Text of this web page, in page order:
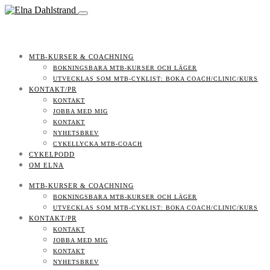
MTB-KURSER & COACHNING
BOKNINGSBARA MTB-KURSER OCH LÄGER
UTVECKLAS SOM MTB-CYKLIST: BOKA COACH/CLINIC/KURS
KONTAKT/PR
KONTAKT
JOBBA MED MIG
KONTAKT
NYHETSBREV
CYKELLYCKA MTB-COACH
CYKELPODD
OM ELNA
MTB-KURSER & COACHNING
BOKNINGSBARA MTB-KURSER OCH LÄGER
UTVECKLAS SOM MTB-CYKLIST: BOKA COACH/CLINIC/KURS
KONTAKT/PR
KONTAKT
JOBBA MED MIG
KONTAKT
NYHETSBREV